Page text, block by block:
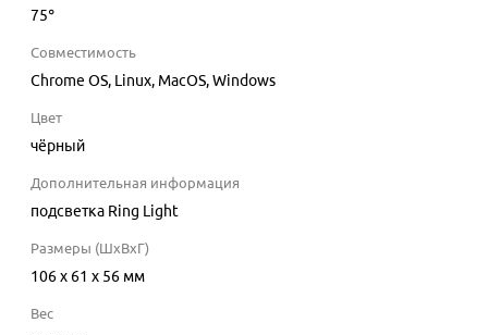
75°
Совместимость
Chrome OS, Linux, MacOS, Windows
Цвет
чёрный
Дополнительная информация
подсветка Ring Light
Размеры (ШхВхГ)
106 x 61 x 56 мм
Вес